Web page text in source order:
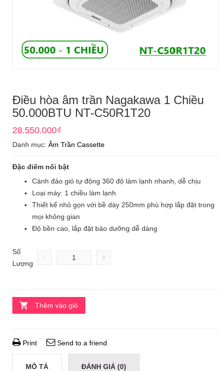
Điều hòa âm trần Nagakawa 1 Chiều
50.000BTU NT-C50R1T20
28.550.000₫
Danh mục: Âm Trần Cassette
Đặc điểm nổi bật
Cánh đảo gió tự động 360 độ làm lạnh nhanh, dễ chịu
Loại máy: 1 chiều làm lạnh
Thiết kế nhỏ gọn với bề dày 250mm phù hợp lắp đặt trong
mọi không gian
Độ bền cao, lắp đặt bảo dưỡng dễ dàng
Số
Lượng
- +
Thêm vào giỏ
Print Send to a friend
MÔ TẢ ĐÁNH GIÁ (0)